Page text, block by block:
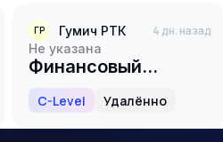
ГР Гумич РТК
4 дн. назад
Не указана
Финансовый
(CFO/Chief Financial
Officer)
C-Level Удалённо